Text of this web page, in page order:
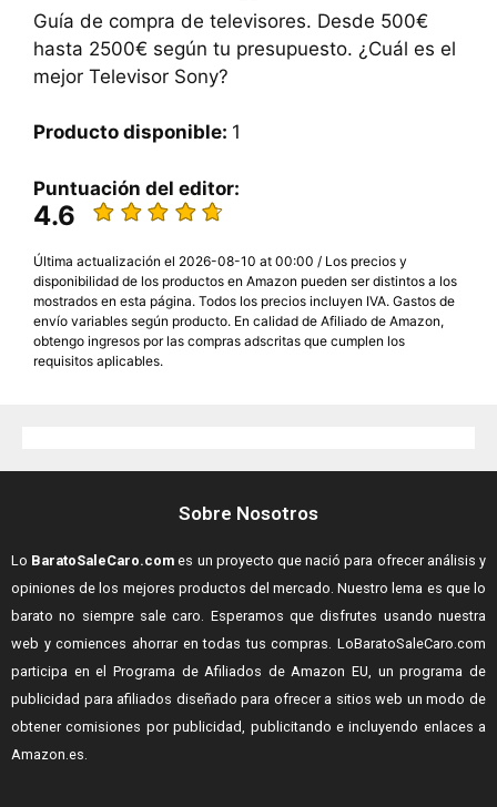
Guía de compra de televisores. Desde 500€
hasta 2500€ según tu presupuesto. ¿Cuál es el
mejor Televisor Sony?
Producto disponible: 1
Puntuación del editor:
4.6
Última actualización el 2026-08-10 at 00:00 / Los precios y
disponibilidad de los productos en Amazon pueden ser distintos a los
mostrados en esta página. Todos los precios incluyen IVA. Gastos de
envío variables según producto. En calidad de Afiliado de Amazon,
obtengo ingresos por las compras adscritas que cumplen los
requisitos aplicables.
Sobre Nosotros
Lo BaratoSaleCaro.com es un proyecto que nació para ofrecer análisis y
opiniones de los mejores productos del mercado. Nuestro lema es que lo
barato no siempre sale caro. Esperamos que disfrutes usando nuestra
web y comiences ahorrar en todas tus compras. LoBaratoSaleCaro.com
participa en el Programa de Afiliados de Amazon EU, un programa de
publicidad para afiliados diseñado para ofrecer a sitios web un modo de
obtener comisiones por publicidad, publicitando e incluyendo enlaces a
Amazon.es.